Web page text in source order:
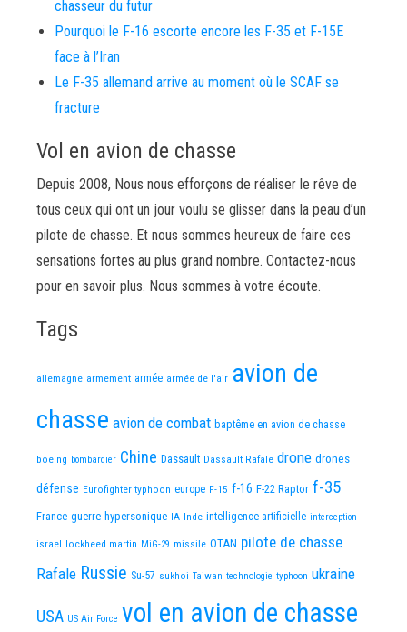
chasseur du futur
Pourquoi le F-16 escorte encore les F-35 et F-15E
face à l’Iran
Le F-35 allemand arrive au moment où le SCAF se
fracture
Vol en avion de chasse
Depuis 2008, Nous nous efforçons de réaliser le rêve de
tous ceux qui ont un jour voulu se glisser dans la peau d’un
pilote de chasse. Et nous sommes heureux de faire ces
sensations fortes au plus grand nombre. Contactez-nous
pour en savoir plus. Nous sommes à votre écoute.
Tags
allemagne armement armée armée de l'air avion de
chasse avion de combat baptême en avion de chasse
boeing bombardier Chine Dassault Dassault Rafale drone drones
défense Eurofighter typhoon europe F-15 f-16 F-22 Raptor f-35
France guerre hypersonique IA Inde intelligence artificielle interception
israel lockheed martin MiG-29 missile OTAN pilote de chasse
Rafale Russie Su-57 sukhoi Taiwan technologie typhoon ukraine
USA US Air Force vol en avion de chasse